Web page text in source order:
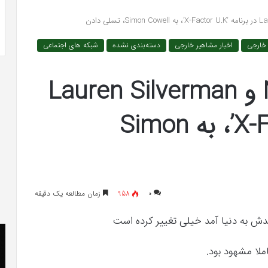
خارجی اخبار مشاهیر خارجی دسته‌بندی نشده
شبکه های اجتماعی
Nicole Scherzinger و Lauren Silverman
در برنامه ‘X-Factor U.K’، به Simon
۰ 958 زمان مطالعه یک دقیقه
دادگاه می‌دهم»
می‌شود؟
کریستن
می